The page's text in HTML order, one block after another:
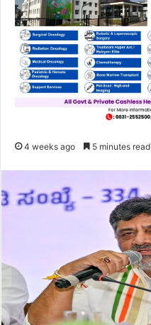
4 weeks ago 5 minutes read